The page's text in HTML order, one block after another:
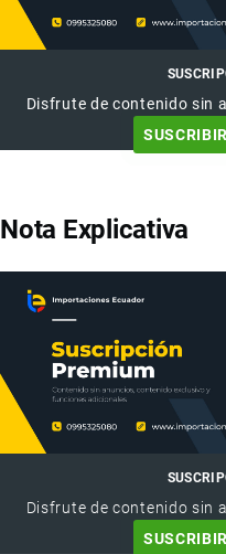
Disfrute de contenido sin
Nota Explicativa
Disfrute de contenido sin